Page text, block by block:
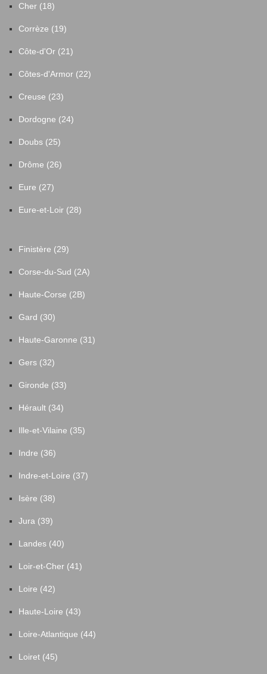
Cher (18)
Corrèze (19)
Côte-d'Or (21)
Côtes-d'Armor (22)
Creuse (23)
Dordogne (24)
Doubs (25)
Drôme (26)
Eure (27)
Eure-et-Loir (28)
Finistère (29)
Corse-du-Sud (2A)
Haute-Corse (2B)
Gard (30)
Haute-Garonne (31)
Gers (32)
Gironde (33)
Hérault (34)
Ille-et-Vilaine (35)
Indre (36)
Indre-et-Loire (37)
Isère (38)
Jura (39)
Landes (40)
Loir-et-Cher (41)
Loire (42)
Haute-Loire (43)
Loire-Atlantique (44)
Loiret (45)